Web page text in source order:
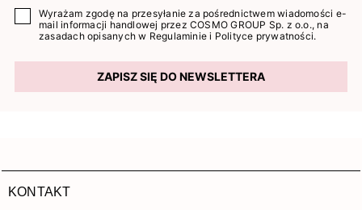
Wyrażam zgodę na przesyłanie za pośrednictwem wiadomości e-
mail informacji handlowej przez COSMO GROUP Sp. z o.o., na
zasadach opisanych w Regulaminie i Polityce prywatności.
ZAPISZ SIĘ DO NEWSLETTERA
KONTAKT